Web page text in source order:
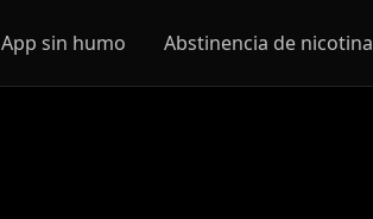
App sin humo Abstinencia de nicotina